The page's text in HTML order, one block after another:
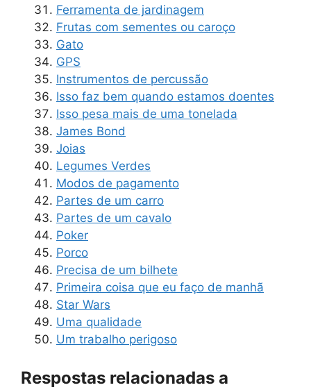
Ferramenta de jardinagem
Frutas com sementes ou caroço
Gato
GPS
Instrumentos de percussão
Isso faz bem quando estamos doentes
Isso pesa mais de uma tonelada
James Bond
Joias
Legumes Verdes
Modos de pagamento
Partes de um carro
Partes de um cavalo
Poker
Porco
Precisa de um bilhete
Primeira coisa que eu faço de manhã
Star Wars
Uma qualidade
Um trabalho perigoso
Respostas relacionadas a